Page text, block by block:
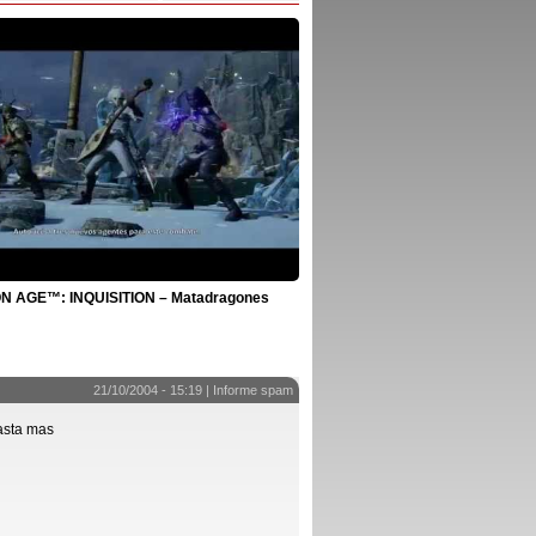
AGE™: INQUISITION – Matadragones
21/10/2004 - 15:19 | Informe spam
mas